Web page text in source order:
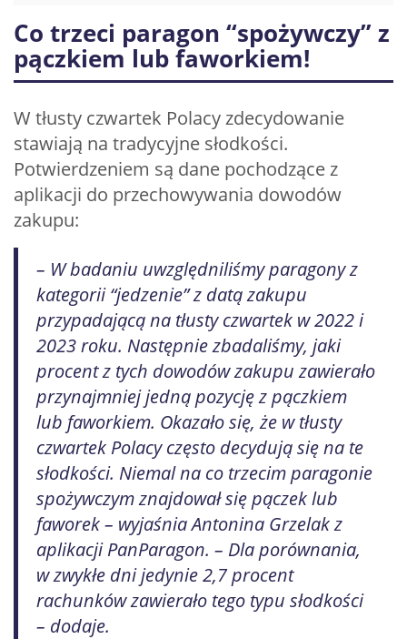
Co trzeci paragon “spożywczy” z
pączkiem lub faworkiem!
W tłusty czwartek Polacy zdecydowanie
stawiają na tradycyjne słodkości.
Potwierdzeniem są dane pochodzące z
aplikacji do przechowywania dowodów
zakupu:
– W badaniu uwzględniliśmy paragony z
kategorii “jedzenie” z datą zakupu
przypadającą na tłusty czwartek w 2022 i
2023 roku. Następnie zbadaliśmy, jaki
procent z tych dowodów zakupu zawierało
przynajmniej jedną pozycję z pączkiem
lub faworkiem. Okazało się, że w tłusty
czwartek Polacy często decydują się na te
słodkości. Niemal na co trzecim paragonie
spożywczym znajdował się pączek lub
faworek – wyjaśnia Antonina Grzelak z
aplikacji PanParagon. – Dla porównania,
w zwykłe dni jedynie 2,7 procent
rachunków zawierało tego typu słodkości
– dodaje.